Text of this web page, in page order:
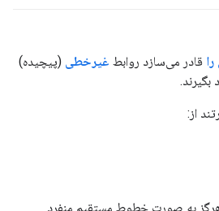
قادر می‌سازد روابطغیرخطی(پیچیده)
از:
به صورت خطوط مستقیم منفرد